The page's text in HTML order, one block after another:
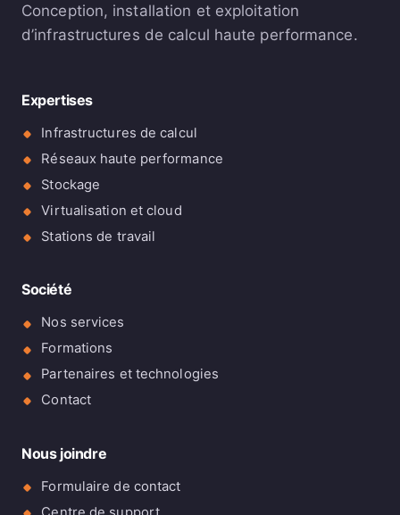
Conception, installation et exploitation
d’infrastructures de calcul haute performance.
Expertises
Infrastructures de calcul
Réseaux haute performance
Stockage
Virtualisation et cloud
Stations de travail
Société
Nos services
Formations
Partenaires et technologies
Contact
Nous joindre
Formulaire de contact